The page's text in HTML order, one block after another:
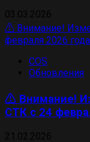
⚠️ Внимание!
февраля 2026 года
COS
Обновления
⚠️ Внимание!
СТК с 24